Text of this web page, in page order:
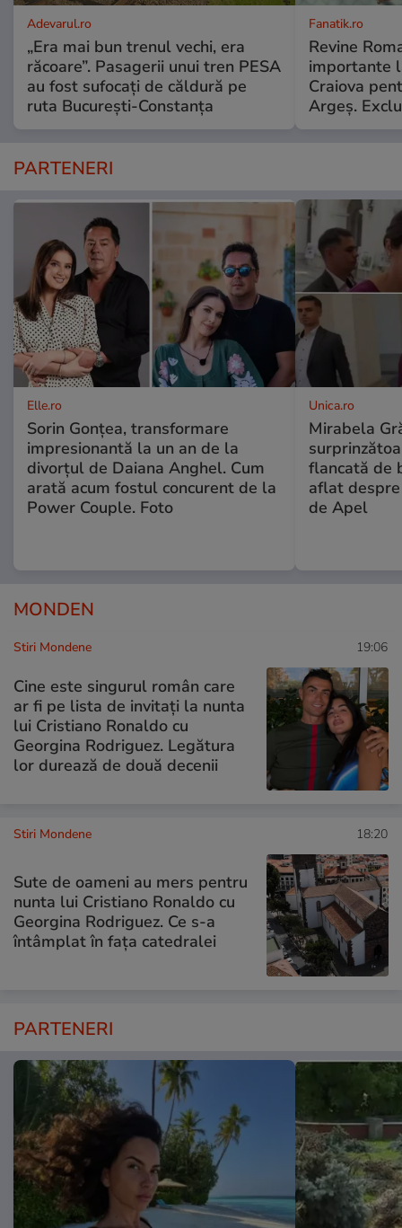
Adevarul.ro
„Era mai bun trenul vechi, era
răcoare”. Pasagerii unui tren PESA
au fost sufocați de căldură pe
ruta București-Constanța
Fanatik.ro
Revine
importante
Craiova
Argeş.
PARTENERI
Elle.ro
Sorin Gonțea, transformare
impresionantă la un an de la
divorțul de Daiana Anghel. Cum
arată acum fostul concurent de la
Power Couple. Foto
Unica.ro
Mirabela
flancată de
aflat
de Apel
MONDEN
Stiri Mondene 19:06
Cine este singurul român care
ar fi pe lista de invitați la nunta
lui Cristiano Ronaldo cu
Georgina Rodriguez. Legătura
lor durează de două decenii
Stiri Mondene 18:20
Sute de oameni au mers pentru
nunta lui Cristiano Ronaldo cu
Georgina Rodriguez. Ce s-a
întâmplat în fața catedralei
PARTENERI